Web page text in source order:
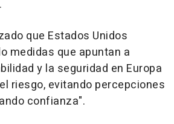
que Estados Unidos
medidas que apuntan a
y la seguridad en Europa
riesgo, evitando percepciones
confianza".